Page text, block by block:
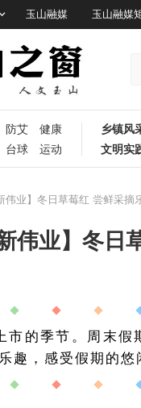
玉山融媒 玉山融媒
防艾
健康
台球 运动
乡镇风
文明实
伟业】冬日草莓红 尝鲜采摘
伟业】冬日
市的季节。周末
趣，感受假期的悠